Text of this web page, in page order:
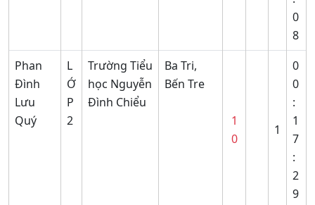
0
8
Phan
Đình
Lưu
Quý
L
Ớ
P
2
Trường Tiểu
học Nguyễn
Đình Chiểu
Ba Tri,
Bến Tre
1
0
1
0
0
:
1
7
:
2
9